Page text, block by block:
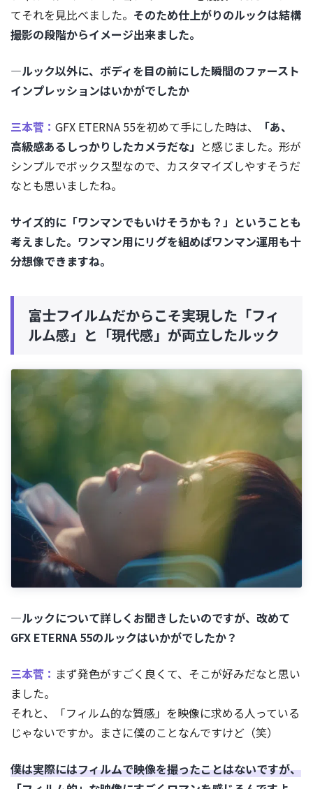
てそれを見比べました。 そのため仕上がりのルックは結構
撮影の段階からイメージ出来ました。
―ルック以外に、ボディを目の前にした瞬間のファースト
インプレッションはいかがでしたか
三本菅： GFX ETERNA 55を初めて手にした時は、
「あ、
高級感あるしっかりしたカメラだな」 と感じました。形が
シンプルでボックス型なので、カスタマイズしやすそうだ
なとも思いましたね。
サイズ的に「ワンマンでもいけそうかも？」ということも
考えました。ワンマン用にリグを組めばワンマン運用も十
分想像できますね。
富士フイルムだからこそ実現した「フィ
ルム感」と「現代感」が両立したルック
―ルックについて詳しくお聞きしたいのですが、改めて
GFX ETERNA 55のルックはいかがでしたか？
三本菅： まず発色がすごく良くて、そこが好みだなと思い
ました。
それと、「フィルム的な質感」を映像に求める人っている
じゃないですか。まさに僕のことなんですけど（笑）
僕は実際にはフィルムで映像を撮ったことはないですが、